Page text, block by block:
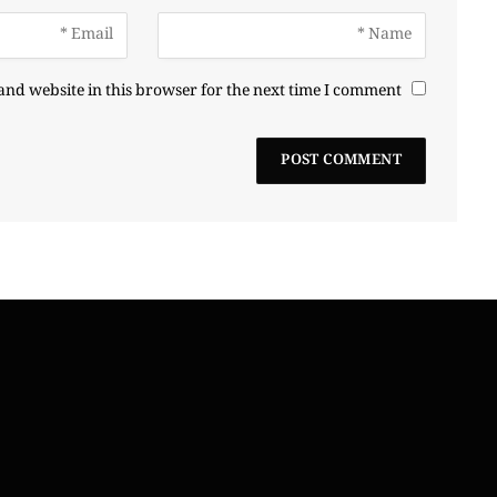
website in this browser for the next time I comment.